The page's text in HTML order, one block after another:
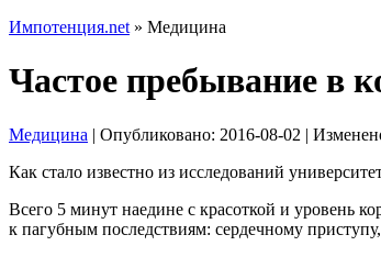
Импотенция.net » Медицина
Частое пребывание в
Медицина | Опубликовано: 2016-08-02 |
Как стало известно из исследований
Всего 5 минут наедине с красоткой и уровень
к пагубным последствиям: сердечному